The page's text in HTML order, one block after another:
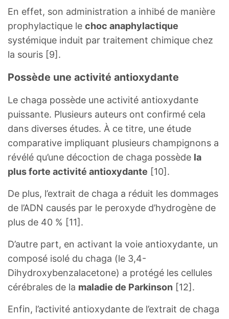
En effet, son administration a inhibé de manière
prophylactique le choc anaphylactique
systémique induit par traitement chimique chez
la souris [9].
Possède une activité antioxydante
Le chaga possède une activité antioxydante
puissante. Plusieurs auteurs ont confirmé cela
dans diverses études. À ce titre, une étude
comparative impliquant plusieurs champignons a
révélé qu’une décoction de chaga possède la
plus forte activité antioxydante [10].
De plus, l’extrait de chaga a réduit les dommages
de l’ADN causés par le peroxyde d’hydrogène de
plus de 40 % [11].
D’autre part, en activant la voie antioxydante, un
composé isolé du chaga (le 3,4-
Dihydroxybenzalacetone) a protégé les cellules
cérébrales de la maladie de Parkinson [12].
Enfin, l’activité antioxydante de l’extrait de chaga